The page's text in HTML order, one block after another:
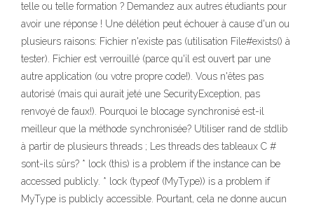
telle ou telle formation ? Demandez aux autres étudiants pour
avoir une réponse ! Une délétion peut échouer à cause d'un ou
plusieurs raisons: Fichier n'existe pas (utilisation File#exists() à
tester). Fichier est verrouillé (parce qu'il est ouvert par une
autre application (ou votre propre code!). Vous n'êtes pas
autorisé (mais qui aurait jeté une SecurityException, pas
renvoyé de faux!). Pourquoi le blocage synchronisé est-il
meilleur que la méthode synchronisée? Utiliser rand de stdlib
à partir de plusieurs threads ; Les threads des tableaux C #
sont-ils sûrs? * lock (this) is a problem if the instance can be
accessed publicly. * lock (typeof (MyType)) is a problem if
MyType is publicly accessible. Pourtant, cela ne donne aucun